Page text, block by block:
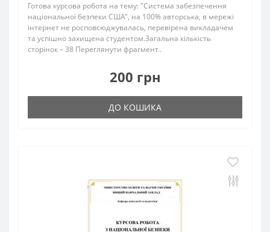
Готова курсова робота на тему: "Система забезпечення
національної безпеки США", на 100% авторська, в мережі
інтернет не росповсюджувалась, перевірена викладачем
та успішно захищена студентом.Загальна кількість
сторінок – 38 Переглянути фрагмент..
200 грн
ДО КОШИКА